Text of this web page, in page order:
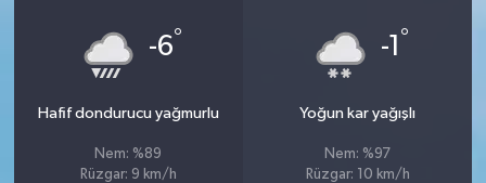
-6°
Hafif dondurucu yağmurlu
Nem: %89
Rüzgar: 9 km/h
-1 °
Yoğun kar yağışlı
Nem: %97
Rüzgar: 10 km/h